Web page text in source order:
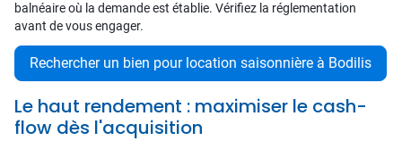
balnéaire où la demande est établie. Vérifiez la réglementation
avant de vous engager.
Rechercher un bien pour location saisonnière à Bodilis
Le haut rendement : maximiser le cash-
flow dès l'acquisition